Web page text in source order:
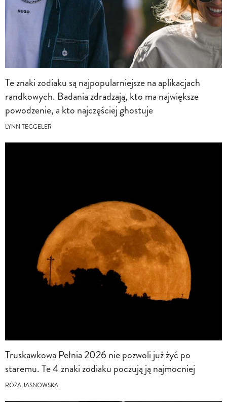
Te znaki zodiaku są najpopularniejsze na aplikacjach
randkowych. Badania zdradzają, kto ma największe
powodzenie, a kto najczęściej ghostuje
LYNN TEGGELER
Truskawkowa Pełnia 2026 nie pozwoli już żyć po
staremu. Te 4 znaki zodiaku poczują ją najmocniej
RÓŻA JASNOWSKA